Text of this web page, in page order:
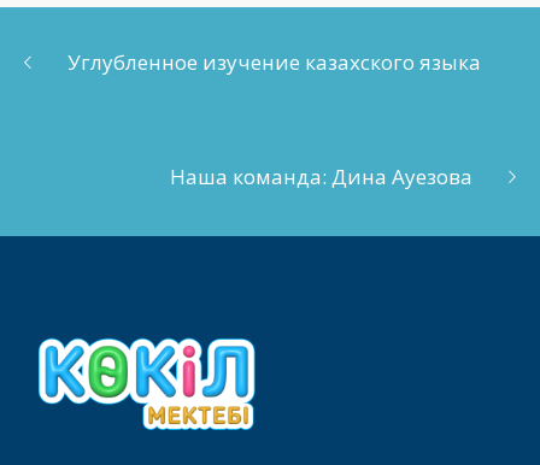
Углубленное изучение казахского языка
Наша команда: Дина Ауезова